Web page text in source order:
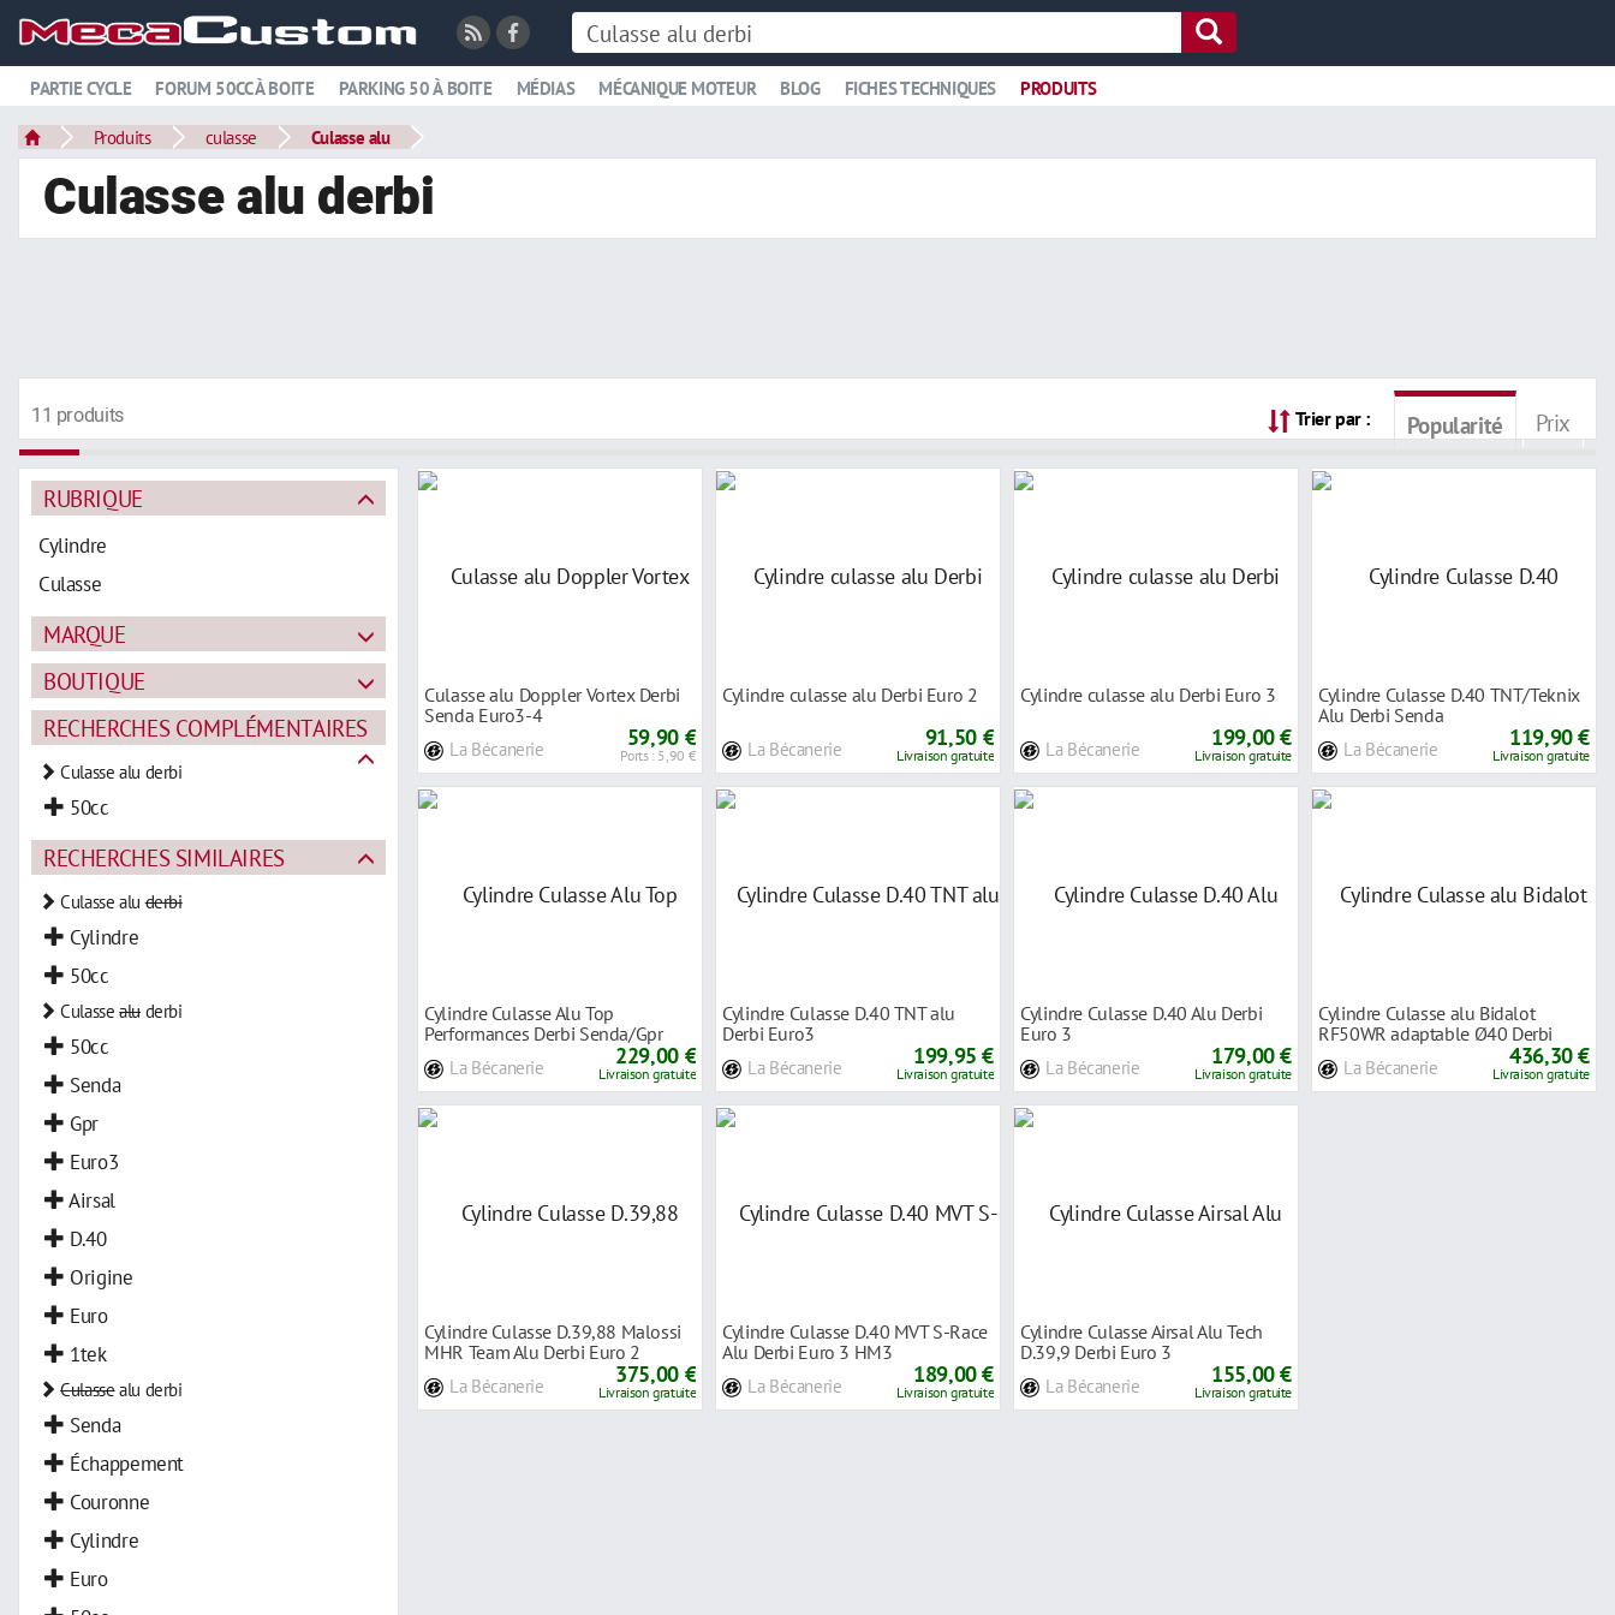
PARTIE CYCLE FORUM 50CC À BOITE PARKING 50 À BOITE MÉDIAS MÉCANIQUE MOTEUR BLOG FICHES TECHNIQUES PRODUITS
Produits culasse Culasse alu
Culasse alu derbi
11 produits Trier par : Popularité Prix
RUBRIQUE
Cylindre
Culasse
MARQUE
BOUTIQUE
RECHERCHES COMPLÉMENTAIRES
Culasse alu derbi
50cc
RECHERCHES SIMILAIRES
Culasse aluderbi
Cylindre
50cc
Culassealu derbi
50cc
Senda
Gpr
Euro3
Airsal
D.40
Origine
Euro
1tek
Culassealu derbi
Senda
Échappement
Couronne
Cylindre
Euro
Culasse alu Doppler Vortex Derbi
Senda Euro3-4
La Bécanerie 59,90 €
Ports : 5,90 €
Cylindre culasse alu Derbi Euro 2
La Bécanerie 91,50 €
Livraison gratuite
Cylindre culasse alu Derbi Euro 3
La Bécanerie 199,00 €
Livraison gratuite
Cylindre Culasse D.40 TNT/Teknix
Alu Derbi Senda
La Bécanerie 119,90 €
Livraison gratuite
Cylindre Culasse Alu Top
Performances Derbi Senda/Gpr
La Bécanerie 229,00 €
Livraison gratuite
Cylindre Culasse D.40 TNT alu
Derbi Euro3
La Bécanerie 199,95 €
Livraison gratuite
Cylindre Culasse D.40 Alu Derbi
Euro 3
La Bécanerie 179,00 €
Livraison gratuite
Cylindre Culasse alu Bidalot
RF50WR adaptable Ø40 Derbi
La Bécanerie 436,30 €
Livraison gratuite
Cylindre Culasse D.39,88 Malossi
MHR Team Alu Derbi Euro 2
La Bécanerie 375,00 €
Livraison gratuite
Cylindre Culasse D.40 MVT S-Race
Alu Derbi Euro 3 HM3
La Bécanerie 189,00 €
Livraison gratuite
Cylindre Culasse Airsal Alu Tech
D.39,9 Derbi Euro 3
La Bécanerie 155,00 €
Livraison gratuite